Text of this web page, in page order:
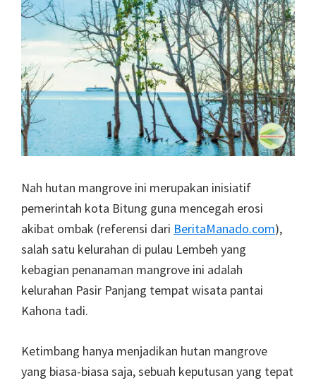
Nah hutan mangrove ini merupakan inisiatif
pemerintah kota Bitung guna mencegah erosi
akibat ombak (referensi dari BeritaManado.com),
salah satu kelurahan di pulau Lembeh yang
kebagian penanaman mangrove ini adalah
kelurahan Pasir Panjang tempat wisata pantai
Kahona tadi.
Ketimbang hanya menjadikan hutan mangrove
yang biasa-biasa saja, sebuah keputusan yang tepat